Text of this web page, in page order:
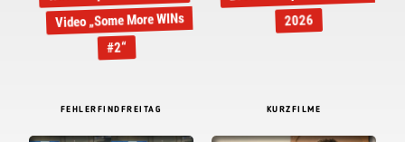
Video „Some More WINs
#2“
2026
FEHLERFINDFREITAG KURZFILME